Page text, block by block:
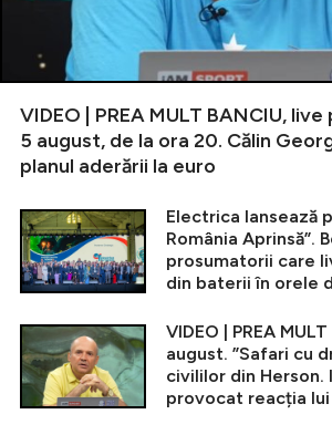
VIDEO | PREA MULT BANCIU,
5 august, de la ora 20. Călin
planul aderării la euro
Electrica lansează
România Aprinsă”.
prosumatorii care
din baterii în orele
VIDEO | PREA
august. ”Safari cu
civililor din Herson.
provocat reacția